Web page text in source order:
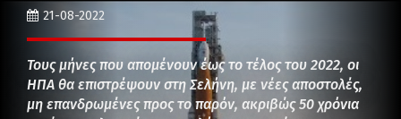
21-08-2022
Τους μήνες που απομένουν έως το τέλος του 2022, οι
ΗΠΑ θα επιστρέψουν στη Σελήνη, με νέες αποστολές,
μη επανδρωμένες προς το παρόν, ακριβώς 50 χρόνια